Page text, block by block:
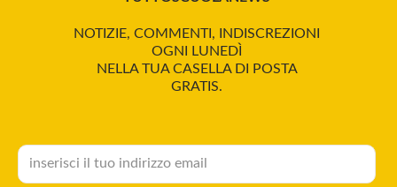
NOTIZIE, COMMENTI, INDISCREZIONI
OGNI LUNEDÌ
NELLA TUA CASELLA DI POSTA
GRATIS.